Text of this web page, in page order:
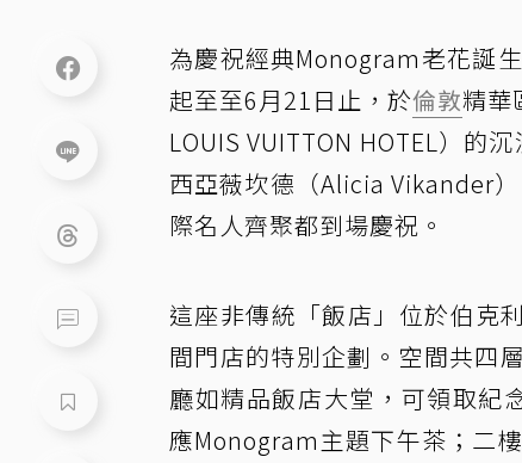
為慶祝經典Monogram老花誕
起至至6月21日止，於倫敦精華
LOUIS VUITTON HOTEL）的
西亞薇坎德（Alicia Vikander
際名人齊聚都到場慶祝。
這座非傳統「飯店」位於伯克
間門店的特別企劃。空間共四
廳如精品飯店大堂，可領取紀
應Monogram主題下午茶；二